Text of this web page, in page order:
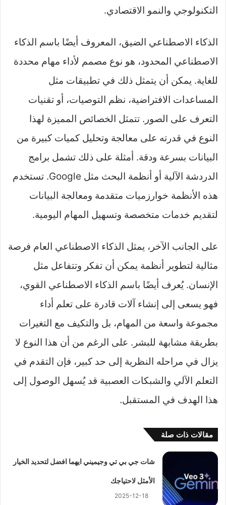
التكنولوجي والنمو الاقتصادي.
الذكاء الاصطناعي الضيق، المعروف أيضًا باسم الذكاء
الاصطناعي المحدود، هو نوع مصمم لأداء مهام محددة
للغاية. يمكن أن يتمثل ذلك في تطبيقات مثل
المساعدات الافتراضية، نظم التوصيات، أو تقنيات
التعرف على الصور. تتمثل الخصائص المميزة لهذا
النوع في قدرته على معالجة وتحليل كميات كبيرة من
البيانات بسرعة ودقة. أمثلة على ذلك تشمل برامج
الدردشة الآلية أو أنظمة البحث مثل Google. تستخدم
هذه الأنظمة خوارزميات متقدمة ومعالجة البيانات
لتقديم خدمات متخصصة وتسهيل المهام اليومية.
على الجانب الآخر، يمثل الذكاء الاصطناعي العام فرصة
مثالية لتطوير أنظمة يمكن أن تفكر وتتفاعل مثل
الإنسان. يُعرف أيضًا باسم الذكاء الاصطناعي القوي،
فهو يسعى إلى إنشاء آلات قادرة على تعلم أداء
مجموعة واسعة من المهام، بل والتكيف مع التغيرات
بطريقة مشابهة للبشر. على الرغم من أن هذا النوع لا
يزال في مراحله النظرية إلى حد كبير، فإن التقدم في
التعلم الآلي والشبكات العصبية قد يُسهل الوصول إلى
هذا الهدف في المستقبل.
مقالات ذات صلة
شات جي بي تي وجيميني ايهما افضل لتحديد الخيار
الأمثل لاحتياجك
2025-12-18